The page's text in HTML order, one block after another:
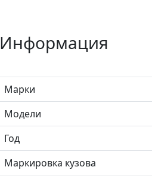
Информация
Марки
Модели
Год
Маркировка кузова